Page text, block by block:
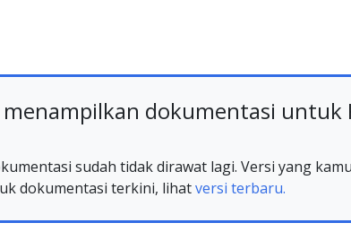
menampilkan dokumentasi untuk
sudah tidak dirawat lagi. Versi yang
dokumentasi terkini, lihatversi terbaru.